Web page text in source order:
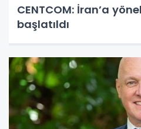
CENTCOM: İran’a
başlatıldı